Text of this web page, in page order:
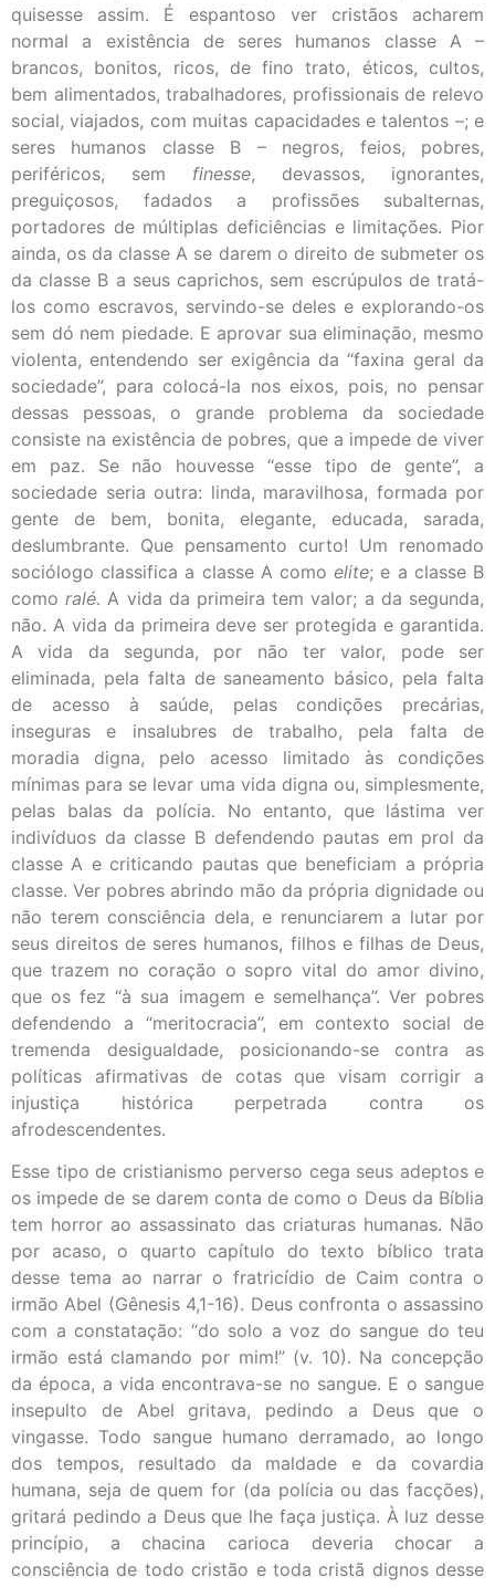
quisesse assim. É espantoso ver cristãos acharem
normal a existência de seres humanos classe A –
brancos, bonitos, ricos, de fino trato, éticos, cultos,
bem alimentados, trabalhadores, profissionais de relevo
social, viajados, com muitas capacidades e talentos –; e
seres humanos classe B ­– negros, feios, pobres,
periféricos, sem finesse, devassos, ignorantes,
preguiçosos, fadados a profissões subalternas,
portadores de múltiplas deficiências e limitações. Pior
ainda, os da classe A se darem o direito de submeter os
da classe B a seus caprichos, sem escrúpulos de tratá-
los como escravos, servindo-se deles e explorando-os
sem dó nem piedade. E aprovar sua eliminação, mesmo
violenta, entendendo ser exigência da “faxina geral da
sociedade”, para colocá-la nos eixos, pois, no pensar
dessas pessoas, o grande problema da sociedade
consiste na existência de pobres, que a impede de viver
em paz. Se não houvesse “esse tipo de gente”, a
sociedade seria outra: linda, maravilhosa, formada por
gente de bem, bonita, elegante, educada, sarada,
deslumbrante. Que pensamento curto! Um renomado
sociólogo classifica a classe A comoelite; e a classe B
comoralé. A vida da primeira tem valor; a da segunda,
não. A vida da primeira deve ser protegida e garantida.
A vida da segunda, por não ter valor, pode ser
eliminada, pela falta de saneamento básico, pela falta
de acesso à saúde, pelas condições precárias,
inseguras e insalubres de trabalho, pela falta de
moradia digna, pelo acesso limitado às condições
mínimas para se levar uma vida digna ou, simplesmente,
pelas balas da polícia. No entanto, que lástima ver
indivíduos da classe B defendendo pautas em prol da
classe A e criticando pautas que beneficiam a própria
classe. Ver pobres abrindo mão da própria dignidade ou
não terem consciência dela, e renunciarem a lutar por
seus direitos de seres humanos, filhos e filhas de Deus,
que trazem no coração o sopro vital do amor divino,
que os fez “à sua imagem e semelhança”. Ver pobres
defendendo a “meritocracia”, em contexto social de
tremenda desigualdade, posicionando-se contra as
políticas afirmativas de cotas que visam corrigir a
injustiça histórica perpetrada contra os
afrodescendentes.
Esse tipo de cristianismo perverso cega seus adeptos e
os impede de se darem conta de como o Deus da Bíblia
tem horror ao assassinato das criaturas humanas. Não
por acaso, o quarto capítulo do texto bíblico trata
desse tema ao narrar o fratricídio de Caim contra o
irmão Abel (Gênesis 4,1-16). Deus confronta o assassino
com a constatação: “do solo a voz do sangue do teu
irmão está clamando por mim!” (v. 10). Na concepção
da época, a vida encontrava-se no sangue. E o sangue
insepulto de Abel gritava, pedindo a Deus que o
vingasse. Todo sangue humano derramado, ao longo
dos tempos, resultado da maldade e da covardia
humana, seja de quem for (da polícia ou das facções),
gritará pedindo a Deus que lhe faça justiça. À luz desse
princípio, a chacina carioca deveria chocar a
consciência de todo cristão e toda cristã dignos desse